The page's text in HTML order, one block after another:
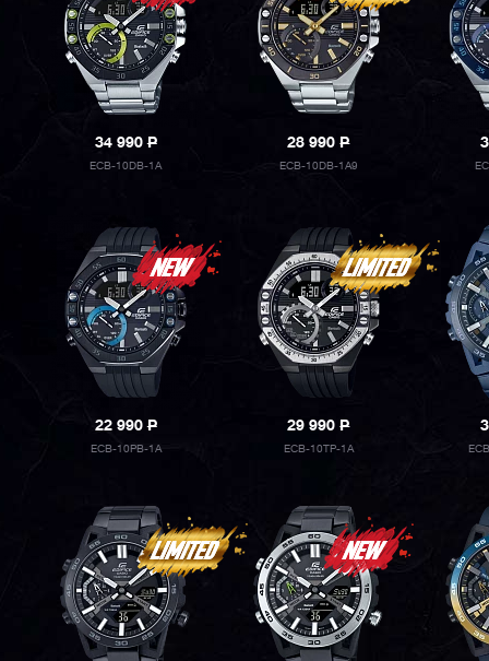
34 990P
ECB-10DB-1A
28 990P
ECB-10DB-1A9
22 990P
ECB-10PB-1A
29 990P
ECB-10TP-1A